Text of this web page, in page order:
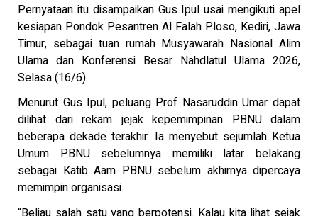
Pernyataan itu disampaikan Gus Ipul usai mengikuti apel
kesiapan Pondok Pesantren Al Falah Ploso, Kediri, Jawa
Timur, sebagai tuan rumah Musyawarah Nasional Alim
Ulama dan Konferensi Besar Nahdlatul Ulama 2026,
Selasa (16/6).
Menurut Gus Ipul, peluang Prof Nasaruddin Umar dapat
dilihat dari rekam jejak kepemimpinan PBNU dalam
beberapa dekade terakhir. Ia menyebut sejumlah Ketua
Umum PBNU sebelumnya memiliki latar belakang
sebagai Katib Aam PBNU sebelum akhirnya dipercaya
memimpin organisasi.